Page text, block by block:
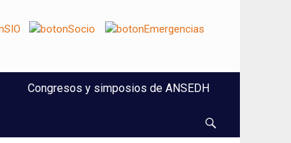
Congresos y simposios de ANSEDH